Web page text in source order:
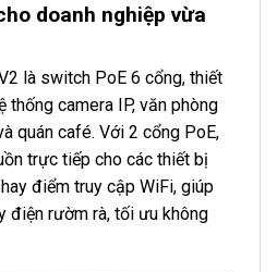
doanh nghiệp vừa
là switch PoE 6 cổng, thiết
thống camera IP, văn phòng
quán café. Với 2 cổng PoE,
trực tiếp cho các thiết bị
điểm truy cập WiFi, giúp
điện rườm rà, tối ưu không